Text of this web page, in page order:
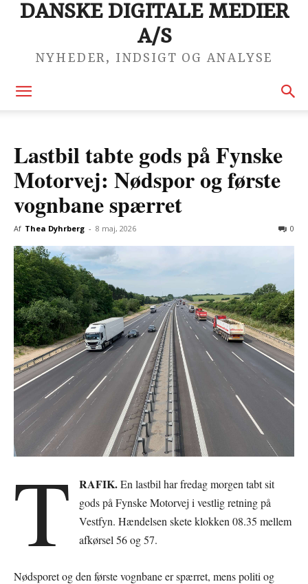
DANSKE DIGITALE MEDIER
A/S
NYHEDER, INDSIGT OG ANALYSE
Lastbil tabte gods på Fynske
Motorvej: Nødspor og første
vognbane spærret
Af Thea Dyhrberg - 8 maj, 2026 0
T RAFIK.En lastbil har fredag morgen tabt sit
gods på Fynske Motorvej i vestlig retning på
Vestfyn. Hændelsen skete klokken 08.35 mellem
afkørsel 56 og 57.
Nødsporet og den første vognbane er spærret, mens politi og